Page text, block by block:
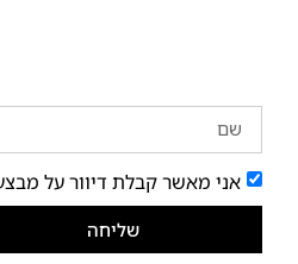
אני מאשר קבלת דיוור על
שליחה